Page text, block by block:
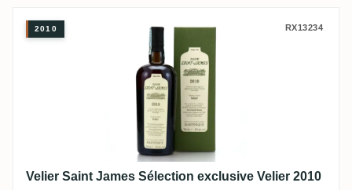
Velier Saint James Sélection exclusive
2010 RX13234
Velier Saint James Sélection exclusive Velier 2010